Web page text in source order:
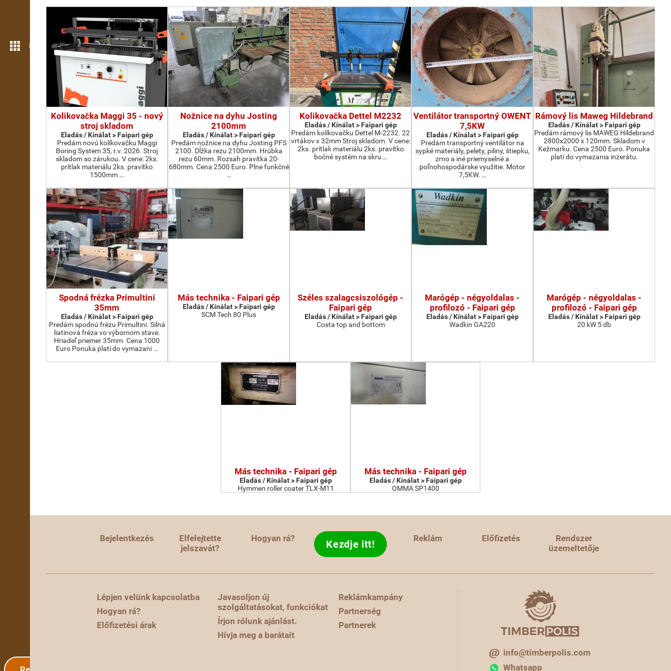
Még több funkció
Kolikovačka Maggi 35 - nový
stroj skladom
Eladás / Kínálat > Faipari gép
Predám novú kolíkovačku Maggi
Boring System 35, r.v. 2026. Stroj
skladom so zárukou. V cene: 2ks.
prítlak materiálu 2ks. pravítko
1500mm …
Nožnice na dyhu Josting
2100mm
Eladás / Kínálat > Faipari gép
Predám nožnice na dyhu Josting PFS
2100. Dĺžka rezu 2100mm. Hrúbka
rezu 60mm. Rozsah pravítka 20-
680mm. Cena 2500 Euro. Plne funkčné
…
Kolikovačka Dettel M2232
Eladás / Kínálat > Faipari gép
Predám kolíkovačku Dettel M-2232. 22
vrtákov x 32mm Stroj skladom. V cene:
2ks. prítlak materiálu 2ks. pravítko
bočné systém na skru …
Ventilátor transportný OWENT
7,5KW
Eladás / Kínálat > Faipari gép
Predám transportný ventilátor na
sypké materiály, pelety, piliny, štiepku,
zrno a iné priemyselné a
poľnohospodárske využitie. Motor
7,5KW. …
Rámový lis Maweg Hildebrand
Eladás / Kínálat > Faipari gép
Predám rámový lis MAWEG Hildebrand
2800x2000 x 120mm. Skladom v
Kežmarku. Cena 2500 Euro. Ponuka
platí do vymazania inzerátu.
Spodná frézka Primultini
35mm
Eladás / Kínálat > Faipari gép
Predám spodnú frézu Primultini. Silná
liatinová fréza vo výbornom stave.
Hriadeľ priemer 35mm. Cena 1000
Euro Ponuka platí do vymazani …
Más technika - Faipari gép
Eladás / Kínálat > Faipari gép
SCM Tech 80 Plus
Széles szalagcsiszológép -
Faipari gép
Eladás / Kínálat > Faipari gép
Costa top and bottom
Marógép - négyoldalas -
profilozó - Faipari gép
Eladás / Kínálat > Faipari gép
Wadkin GA220
Marógép - négyoldalas -
profilozó - Faipari gép
Eladás / Kínálat > Faipari gép
20 kW 5 db
Más technika - Faipari gép
Eladás / Kínálat > Faipari gép
Hymmen roller coater TLX-M11
Más technika - Faipari gép
Eladás / Kínálat > Faipari gép
OMMA SP1400
Bejelentkezés
Elfelejtette
jelszavát?
Hogyan rá? Kezdje itt! Reklám Előfizetés
Rendszer
üzemeltetője
Lépjen velünk kapcsolatba
Hogyan rá?
Előfizetési árak
Javasoljon új
szolgáltatásokat, funkciókat
Írjon rólunk ajánlást.
Hívja meg a barátait
Reklámkampány
Partnerség
Partnerek
info@timberpolis.com
Whatsapp